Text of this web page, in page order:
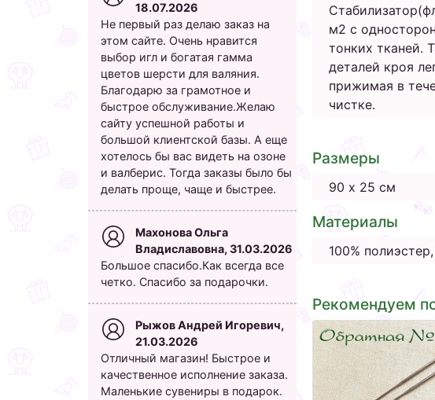
18.07.2026
Не первый раз делаю заказ на
этом сайте. Очень нравится
выбор игл и богатая гамма
цветов шерсти для валяния.
Благодарю за грамотное и
быстрое обслуживание.Желаю
сайту успешной работы и
большой клиентской базы. А еще
хотелось бы вас видеть на озоне
и валберис. Тогда заказы было бы
делать проще, чаще и быстрее.
Махонова Ольга
Владиславовна, 31.03.2026
Большое спасибо.Как всегда все
четко. Спасибо за подарочки.
Рыжов Андрей Игоревич,
21.03.2026
Отличный магазин! Быстрое и
качественное исполнение заказа.
Маленькие сувениры в подарок.
м2 с
тонких тканей.
деталей кроя
прижимая в
чистке.
Размеры
90 х 25 см
Материалы
100%
Рекомендуем